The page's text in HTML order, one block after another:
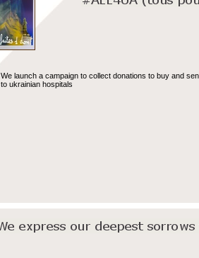
We launch a campaign to collect donations to buy and
to ukrainian hospitals